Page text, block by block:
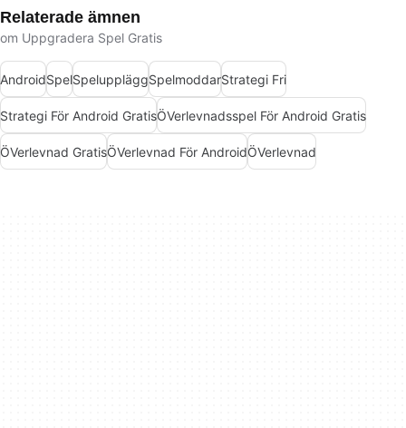
Relaterade ämnen
om Uppgradera Spel Gratis
AndroidSpelSpeluppläggSpelmoddarStrategi Fri
Strategi För Android GratisÖVerlevnadsspel För Android Gratis
ÖVerlevnad GratisÖVerlevnad För AndroidÖVerlevnad